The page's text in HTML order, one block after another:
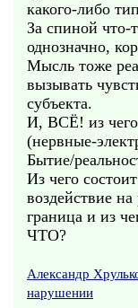
какого-либо
За спиной
однозначно,
Мысль тоже
вызывать
субъекта.
И, ВСЁ! из
(нервные-
Бытие/
Из чего
воздействие
граница и из
ЧТО?
Александр
нарушении